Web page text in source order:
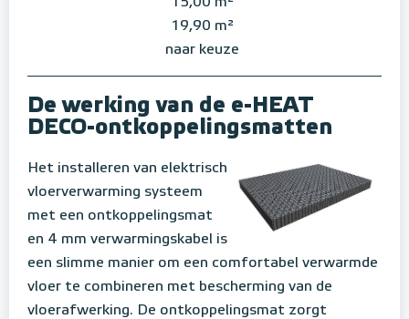
19,90 m²
naar keuze
De werking van de e-HEAT
DECO-ontkoppelingsmatten
Het installeren van elektrisch
vloerverwarming systeem
met een ontkoppelingsmat
en 4 mm verwarmingskabel is
een slimme manier om een comfortabel verwarmde
vloer te combineren met bescherming van de
vloerafwerking. De ontkoppelingsmat zorgt